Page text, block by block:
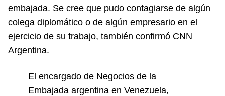
embajada. Se cree que pudo contagiarse de algún
colega diplomático o de algún empresario en el
ejercicio de su trabajo, también confirmó CNN
Argentina.
El encargado de Negocios de la
Embajada argentina en Venezuela,